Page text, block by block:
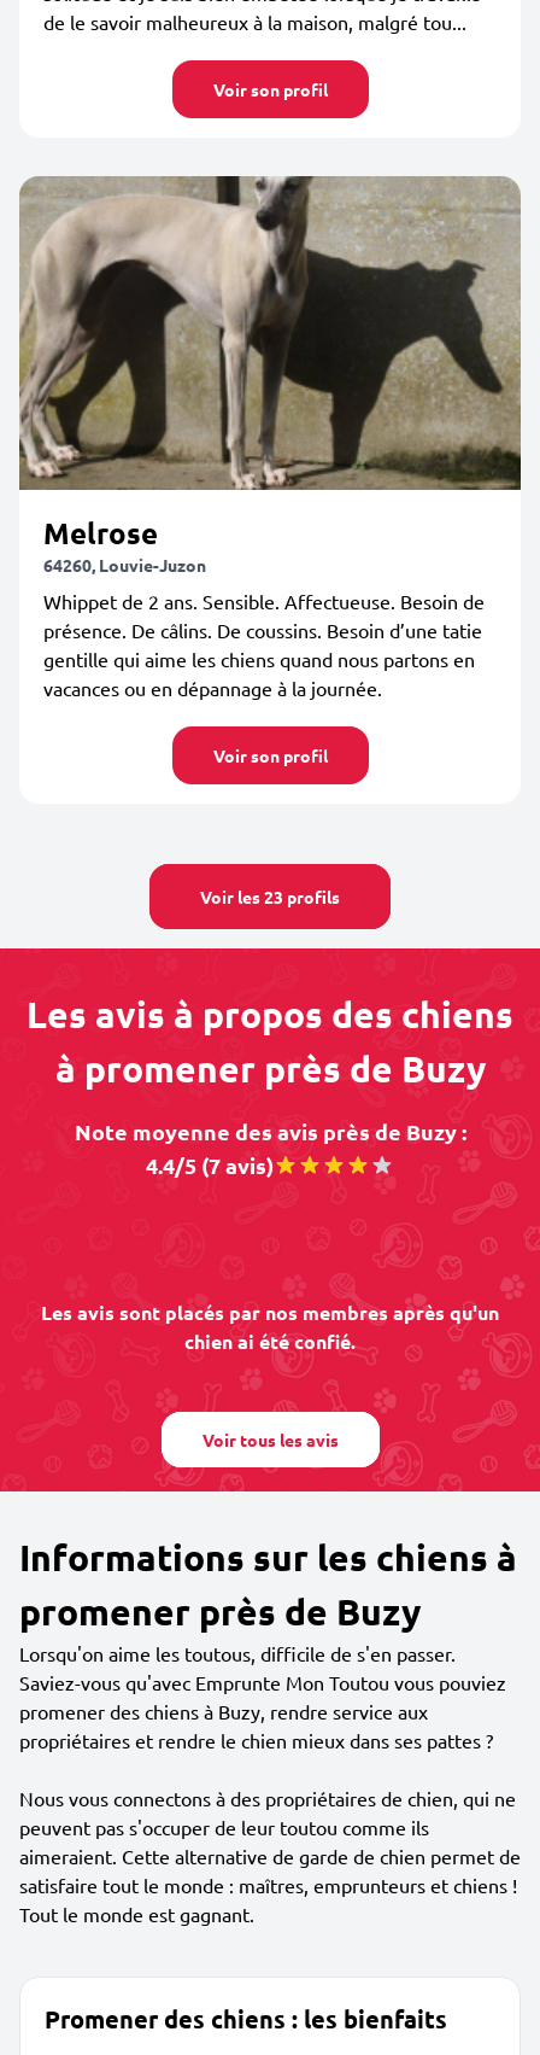
de le savoir malheureux à la maison, malgré tou...
Voir son profil
Melrose
64260, Louvie-Juzon
Whippet de 2 ans. Sensible. Affectueuse. Besoin de
présence. De câlins. De coussins. Besoin d’une tatie
gentille qui aime les chiens quand nous partons en
vacances ou en dépannage à la journée.
Voir son profil
Voir les 23 profils
Les avis à propos des chiens
à promener près de Buzy
Note moyenne des avis près de Buzy :
4.4/5 (7 avis)
Les avis sont placés par nos membres après qu'un
chien ai été confié.
Voir tous les avis
Informations sur les chiens à
promener près de Buzy
Lorsqu'on aime les toutous, difficile de s'en passer.
Saviez-vous qu'avec Emprunte Mon Toutou vous pouviez
promener des chiens à Buzy, rendre service aux
propriétaires et rendre le chien mieux dans ses pattes ?
Nous vous connectons à des propriétaires de chien, qui ne
peuvent pas s'occuper de leur toutou comme ils
aimeraient. Cette alternative de garde de chien permet de
satisfaire tout le monde : maîtres, emprunteurs et chiens !
Tout le monde est gagnant.
Promener des chiens : les bienfaits